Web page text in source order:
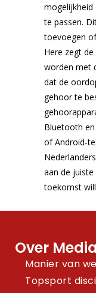
mogelijkheid
te passen.
toevoegen
Here zegt
worden met
dat de
gehoor te
Bluetooth
of Android-
aan de
toekomst
Over
Manier van
Topsport